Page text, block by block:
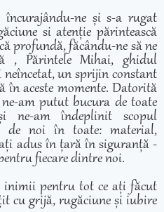
ne și s-a rugat
si atenție părintească
profundă, făcându-ne să ne
, Părintele Mihai, ghidul
un sprijin constant
în aceste momente. Datorită
am putut bucura de toate
ne-am îndeplinit scopul
de noi în toate: material,
adus în țară în siguranță -
fiecare dintre noi.
inimii pentru tot ce ați făcut
cu grijă, rugăciune și iubire